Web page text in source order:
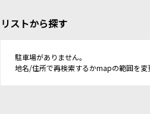
リストから探す
駐車場がありません。
地名/住所で再検索するかmapの範囲を変